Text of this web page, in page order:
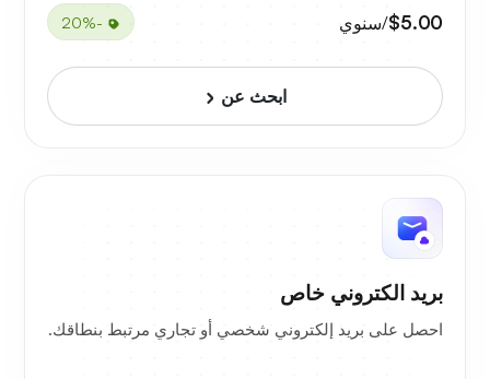
$5.00/سنوي -20%
ابحث عن
بريد الكتروني خاص
احصل على بريد إلكتروني شخصي أو تجاري مرتبط بنطاقك.